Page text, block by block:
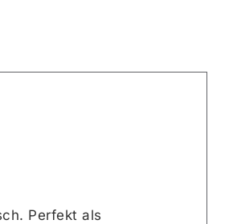
. Perfekt als